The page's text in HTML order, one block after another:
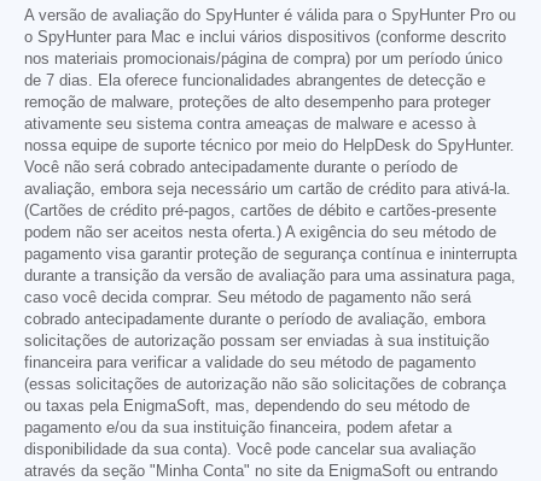
A versão de avaliação do SpyHunter é válida para o SpyHunter Pro ou
o SpyHunter para Mac e inclui vários dispositivos (conforme descrito
nos materiais promocionais/página de compra) por um período único
de 7 dias. Ela oferece funcionalidades abrangentes de detecção e
remoção de malware, proteções de alto desempenho para proteger
ativamente seu sistema contra ameaças de malware e acesso à
nossa equipe de suporte técnico por meio do HelpDesk do SpyHunter.
Você não será cobrado antecipadamente durante o período de
avaliação, embora seja necessário um cartão de crédito para ativá-la.
(Cartões de crédito pré-pagos, cartões de débito e cartões-presente
podem não ser aceitos nesta oferta.) A exigência do seu método de
pagamento visa garantir proteção de segurança contínua e ininterrupta
durante a transição da versão de avaliação para uma assinatura paga,
caso você decida comprar. Seu método de pagamento não será
cobrado antecipadamente durante o período de avaliação, embora
solicitações de autorização possam ser enviadas à sua instituição
financeira para verificar a validade do seu método de pagamento
(essas solicitações de autorização não são solicitações de cobrança
ou taxas pela EnigmaSoft, mas, dependendo do seu método de
pagamento e/ou da sua instituição financeira, podem afetar a
disponibilidade da sua conta). Você pode cancelar sua avaliação
através da seção "Minha Conta" no site da EnigmaSoft ou entrando